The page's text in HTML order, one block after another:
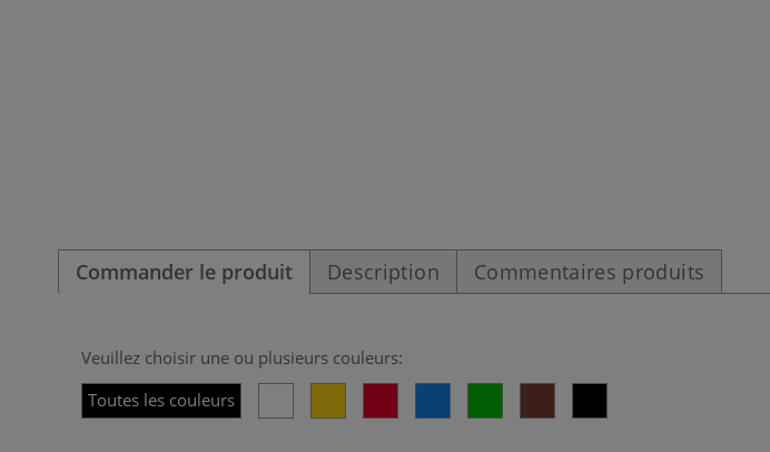
Commander le produit Description Commentaires produits
Veuillez choisir une ou plusieurs couleurs:
Toutes les couleurs